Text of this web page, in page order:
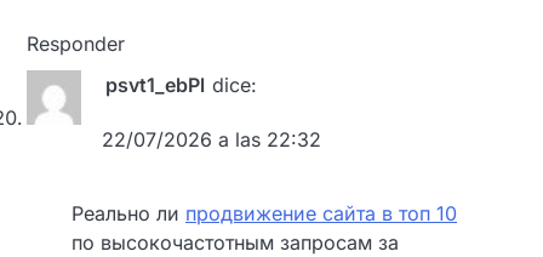
Responder
psvt1_ebPl dice:
22/07/2026 a las 22:32
Реально ли продвижение сайта в топ 10
по высокочастотным запросам за